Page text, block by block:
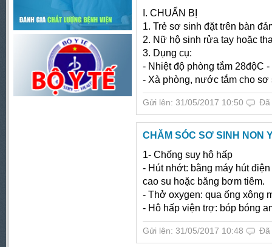
I. CHUẨN BỊ
1. Trẻ sơ sinh đặt trên bàn
2. Nữ hộ sinh rửa tay hoặc
3. Dụng cụ:
- Nhiệt độ phòng tắm 28độC
- Xà phòng, nước tắm cho sơ
Gửi lên: 31/05/2017 10:50 Đã
CHĂM SÓC SƠ SINH NON
1- Chống suy hô hấp
- Hút nhớt: bằng máy hút
cao su hoặc băng bơm tiêm.
- Thở oxygen: qua ống xông
- Hô hấp viện trợ: bóp bóng
Gửi lên: 31/05/2017 10:48 Đã